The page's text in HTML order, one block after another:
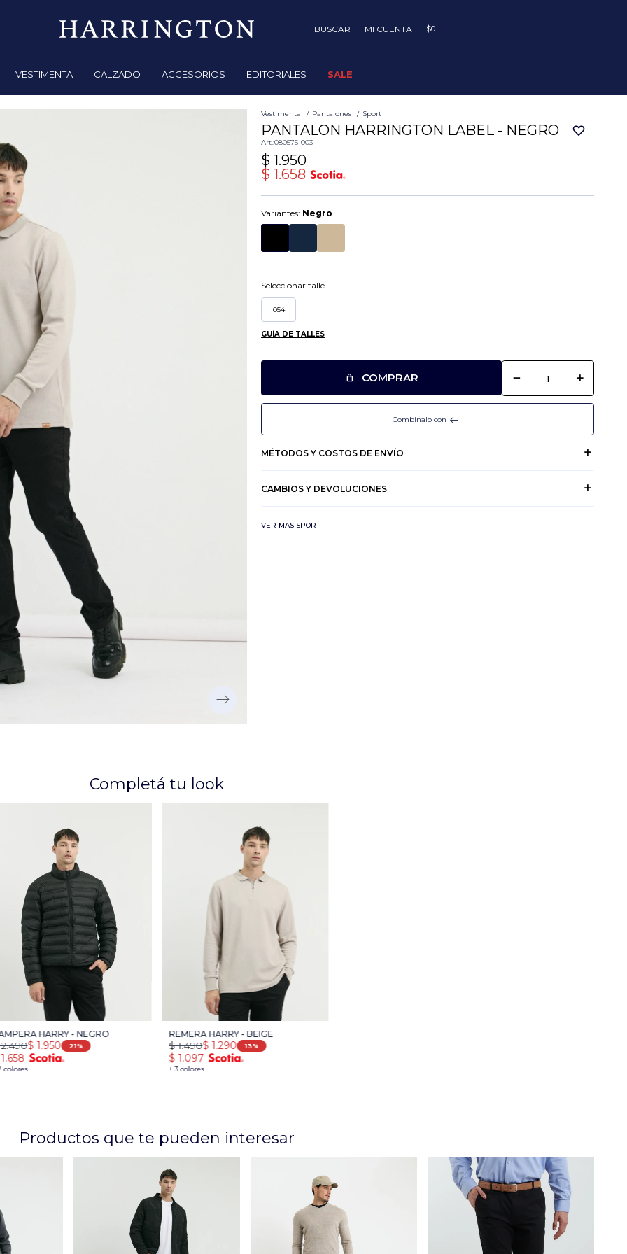
VESTIMENTA CALZADO ACCESORIOS EDITORIALES SALE
$0
Vestimenta Pantalones Sport
PANTALON HARRINGTON LABEL - NEGRO
080575-003
$ 1.950
$ 1.658
Variantes: Negro
Seleccionar talle
054
GUÍA DE TALLES
COMPRAR remove add
Combinalo con subdirectory_arrow_left
MÉTODOS Y COSTOS DE ENVÍO
CAMBIOS Y DEVOLUCIONES
VER MAS SPORT
Completá tu look
HARRY - NEGRO
colores
$ 1.950
2.490 21
1.658
REMERA HARRY - BEIGE
+ 3 colores
$ 1.290
$ 1.490 13
$ 1.097
Productos que te pueden interesar